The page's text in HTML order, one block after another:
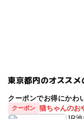
ロッククライミング
屋内クライミング
クライミング ア
東京都内のオススメ
クーポンでお得にかわ
クーポン 猫ちゃんの